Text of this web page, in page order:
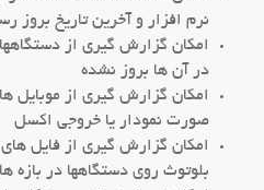
نرم افزار و آخرین تاریخ بروز
امکان گزارش گیری از
در آن ها بروز نشده
امکان گزارش گیری از موبایل
صورت نمودار یا خروجی اکسل
امکان گزارش گیری از فایل های
بلوتوث روی دستگاهها در بازه